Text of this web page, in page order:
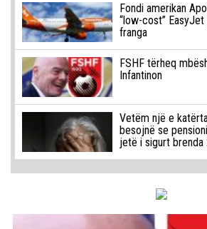
Fondi amerikan
“low-cost”
franga
FSHF tërheq
Infantinon
Vetëm një e
besojnë se
jetë i sigurt